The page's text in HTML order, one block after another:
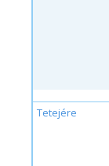
Tetejére